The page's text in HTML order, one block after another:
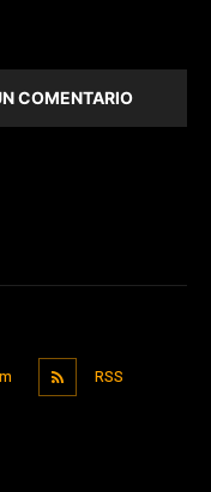
COMENTARIO
RSS